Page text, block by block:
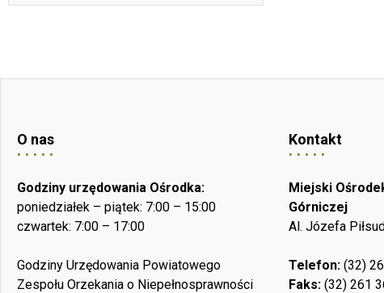
O nas
Godziny urzędowania Ośrodka:
poniedziałek – piątek: 7:00 – 15:00
czwartek: 7:00 – 17:00
Godziny Urzędowania Powiatowego
Zespołu Orzekania o Niepełnosprawności
Kontakt
Miejski
Górniczej
Al. Józefa
Telefon:(32)
Faks:(32) 261